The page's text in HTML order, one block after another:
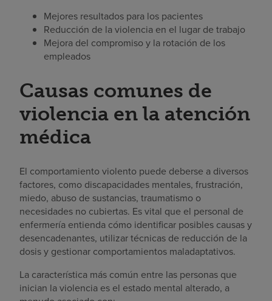
Mejores resultados para los pacientes
Reducción de la violencia en el lugar de trabajo
Mejora del compromiso y la rotación de los
empleados
Causas comunes de
violencia en la atención
médica
El comportamiento violento puede deberse a diversos
factores, como discapacidades mentales, frustración,
miedo, abuso de sustancias, traumatismo o
necesidades no cubiertas. Es vital que el personal de
enfermería entienda cómo identificar posibles causas y
desencadenantes, utilizar técnicas de reducción de la
dosis y gestionar comportamientos maladaptativos.
La característica más común entre las personas que
inician la violencia es el estado mental alterado, a